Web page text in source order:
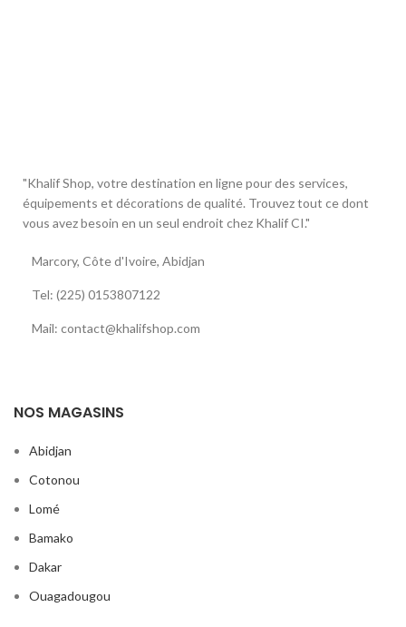
"Khalif Shop, votre destination en ligne pour des services,
équipements et décorations de qualité. Trouvez tout ce dont
vous avez besoin en un seul endroit chez Khalif CI."
Marcory, Côte d'Ivoire, Abidjan
Tel: (225) 0153807122
Mail: contact@khalifshop.com
NOS MAGASINS
Abidjan
Cotonou
Lomé
Bamako
Dakar
Ouagadougou